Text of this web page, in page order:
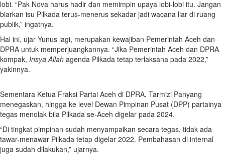
lobi. “Pak Nova harus hadir dan memimpin upaya lobi-lobi itu. Jangan
biarkan isu Pilkada terus-menerus sekadar jadi wacana liar di ruang
publik,” ingatnya.
Hal ini, ujar Yunus lagi, merupakan kewajiban Pemerintah Aceh dan
DPRA untuk memperjuangkannya. “Jika Pemerintah Aceh dan DPRA
kompak, Insya Allah agenda Pilkada tetap terlaksana pada 2022,”
yakinnya.
Sementara Ketua Fraksi Partai Aceh di DPRA, Tarmizi Panyang
menegaskan, hingga ke level Dewan Pimpinan Pusat (DPP) partainya
tegas menolak bila Pilkada se-Aceh digelar pada 2024.
“Di tingkat pimpinan sudah menyampaikan secara tegas, tidak ada
tawar-menawar Pilkada tetap digelar 2022. Pembahasan di internal
juga sudah dilakukan,” ujarnya.